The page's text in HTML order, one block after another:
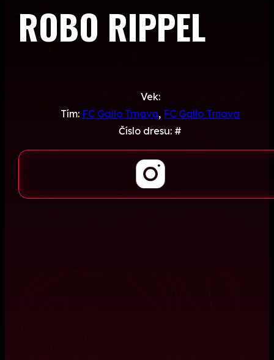
ROBO RIPPEL
Vek:
Tím: FC Gallo Trnava, FC Gallo Trnava
Číslo dresu: #